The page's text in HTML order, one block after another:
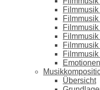
Übersicht